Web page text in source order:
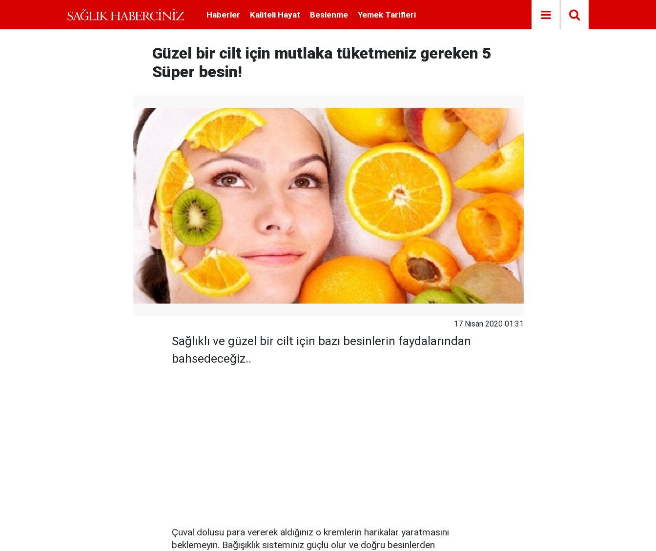
Haberler Kaliteli Hayat Beslenme Yemek Tarifleri
Güzel bir cilt için mutlaka tüketmeniz gereken 5
Süper besin!
17 Nisan 2020 01:31
Sağlıklı ve güzel bir cilt için bazı besinlerin faydalarından
bahsedeceğiz..
Çuval dolusu para vererek aldığınız o kremlerin harikalar yaratmasını
beklemeyin. Bağışıklık sisteminiz güçlü olur ve doğru besinlerden